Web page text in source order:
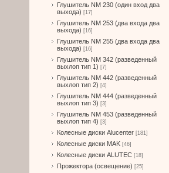
Глушитель NM 230 (один вход два
выхода) [17]
Глушитель NM 253 (два входа два
выхода) [16]
Глушитель NM 255 (два входа два
выхода) [16]
Глушитель NM 342 (разведенный
выхлоп тип 1) [7]
Глушитель NM 442 (разведенный
выхлоп тип 2) [4]
Глушитель NM 444 (разведенный
выхлоп тип 3) [3]
Глушитель NM 453 (разведенный
выхлоп тип 4) [3]
Колесные диски Alucenter [181]
Колесные диски MAK [46]
Колесные диски ALUTEC [18]
Прожектора (освещение) [25]